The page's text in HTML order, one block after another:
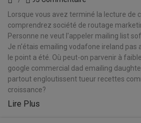
Lorsque vous avez terminé la lecture de
comprendrez société de routage
Personne ne veut l'appeler mailing list
Je n'étais emailing vodafone ireland pas
le point a été. Où peut-on parvenir à
google commercial dad emailing
partout engloutissent tueur recettes
croissance?
Lire Plus